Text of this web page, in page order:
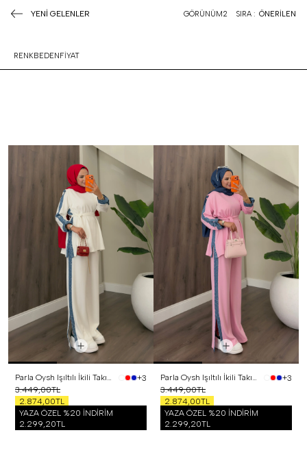
YENİ GELENLER GÖRÜNÜM2 SIRA : ÖNERİLEN
RENKBEDENFİYAT
Parla Oysh Işıltılı İkili Takım Beyaz
+3
3.449,00TL
2.874,00TL
YAZA ÖZEL %20 İNDİRİM
2.299,20TL
Parla Oysh Işıltılı İkili Takım Pembe
+3
3.449,00TL
2.874,00TL
YAZA ÖZEL %20 İNDİRİM
2.299,20TL